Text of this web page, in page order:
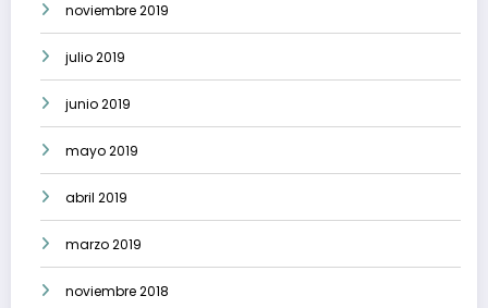
noviembre 2019
julio 2019
junio 2019
mayo 2019
abril 2019
marzo 2019
noviembre 2018